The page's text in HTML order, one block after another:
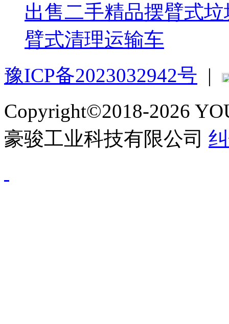
出售二手精品摆臂式
臂式清理运输车
豫ICP备2023032942号 |
Copyright©2018-2026
豪骏工业科技有限公司